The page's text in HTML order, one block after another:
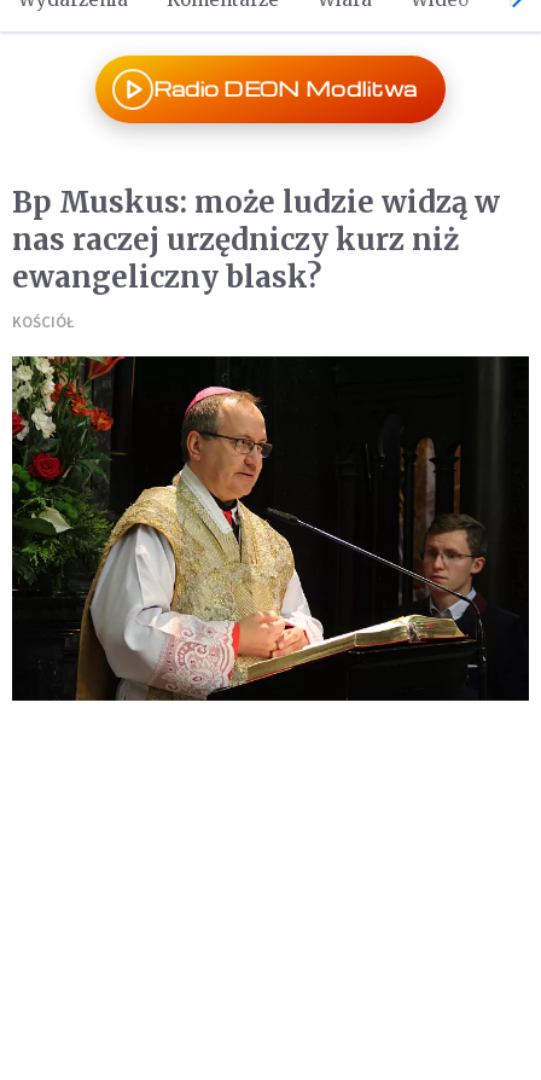
Radio DEON Modlitwa
Bp Muskus: może ludzie widzą w
nas raczej urzędniczy kurz niż
ewangeliczny blask?
KOŚCIÓŁ